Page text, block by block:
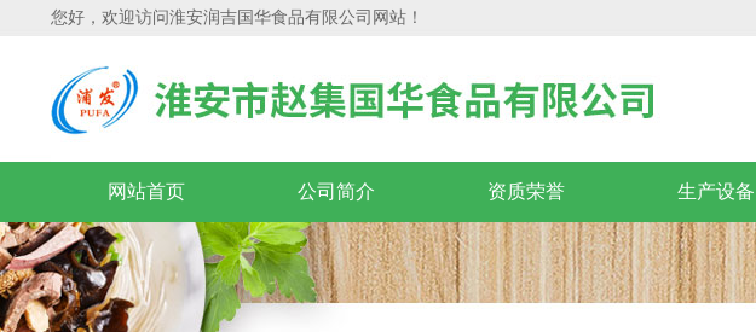
您好，欢迎访问淮安润吉国华食品有限公司网站！
网站首页 公司简介 资质荣誉 生产设备